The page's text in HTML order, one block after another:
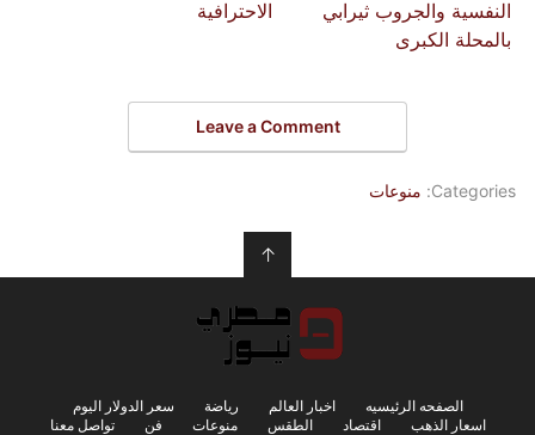
النفسية والجروب ثيرابي
بالمحلة الكبرى
الاحترافية
Leave a Comment
Categories: منوعات
↑
الصفحه الرئيسيه اخبار العالم رياضة
سعر الدولار اليوم
اسعار الذهب
اقتصاد الطقس منوعات فن تواصل معنا